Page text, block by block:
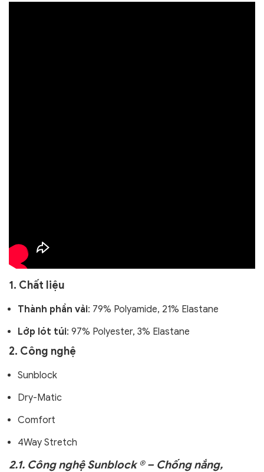
1. Chất liệu
Thành phần vải: 79% Polyamide, 21% Elastane
Lớp lót túi: 97% Polyester, 3% Elastane
2. Công nghệ
Sunblock
Dry-Matic
Comfort
4Way Stretch
2.1. Công nghệ Sunblock ® – Chống nắng,